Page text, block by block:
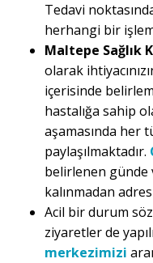
Tedavi
herhangi bir
Maltepe Sağlık
olarak
içerisinde
hastalığa sahip
aşamasında her
paylaşılmaktadır.
belirlenen günde
kalınmadan
Acil bir durum
ziyaretler de
merkezimizi